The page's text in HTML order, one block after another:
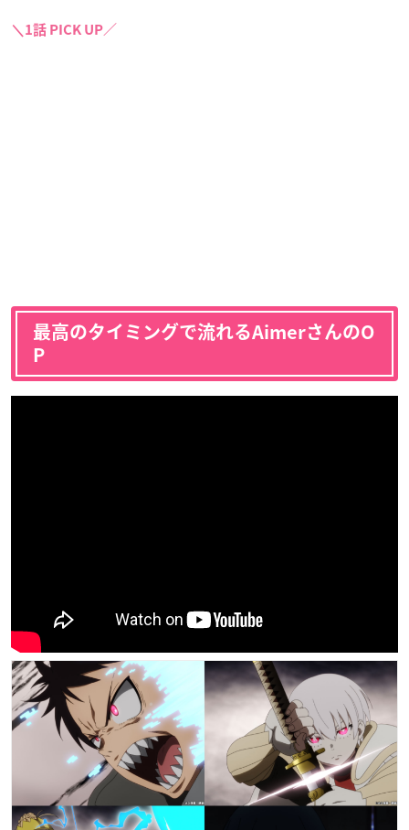
＼1話 PICK UP／
最高のタイミングで流れるAimerさんのO
P